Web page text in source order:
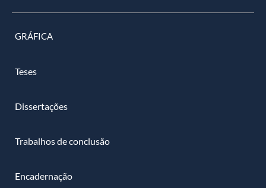
GRÁFICA
Teses
Dissertações
Trabalhos de conclusão
Encadernação